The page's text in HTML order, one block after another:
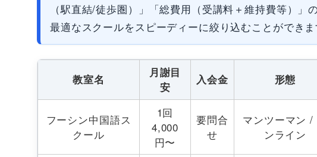
（駅直結/徒歩圏）」「総費用（受講料＋維持費等）」
最適なスクールをスピーディーに絞り込むことができま
教室名
月謝目
安
入会金 形態
フーシン中国語ス
クール
1回
4,000
円〜
要問合
せ
マンツーマン /
ンライン